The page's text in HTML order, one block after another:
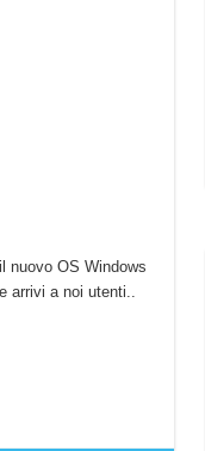
nuovo OS Windows
arrivi a noi utenti..